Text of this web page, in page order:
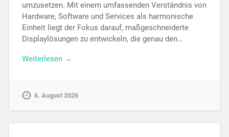
umzusetzen. Mit einem umfassenden Verständnis von
Hardware, Software und Services als harmonische
Einheit liegt der Fokus darauf, maßgeschneiderte
Displaylösungen zu entwickeln, die genau den…
Weiterlesen →
6. August 2026